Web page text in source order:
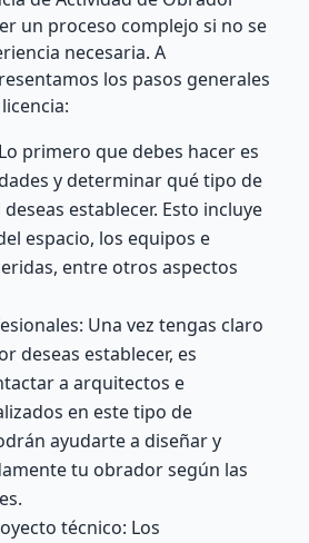
un proceso complejo si no se
necesaria. A
los pasos generales
primero que debes hacer es
y determinar qué tipo de
establecer. Esto incluye
espacio, los equipos e
entre otros aspectos
Una vez tengas claro
deseas establecer, es
a arquitectos e
en este tipo de
ayudarte a diseñar y
tu obrador según las
técnico: Los